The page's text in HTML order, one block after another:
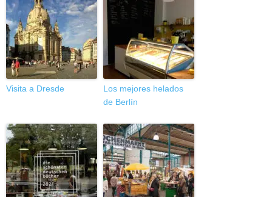
Visita a Dresde
Los mejores helados
de Berlín